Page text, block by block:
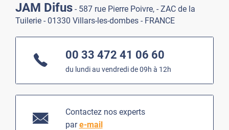
JAM Difus - 587 rue Pierre Poivre, - ZAC de la
Tuilerie - 01330 Villars-les-dombes - FRANCE
00 33 472 41 06 60
du lundi au vendredi de 09h à 12h
Contactez nos experts
pare-mail